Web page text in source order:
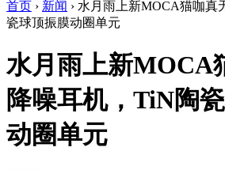
首页 › 新闻 › 水月雨上新MOCA猫咖真
瓷球顶振膜动圈单元
水月雨上新MOCA
降噪耳机，TiN陶
动圈单元